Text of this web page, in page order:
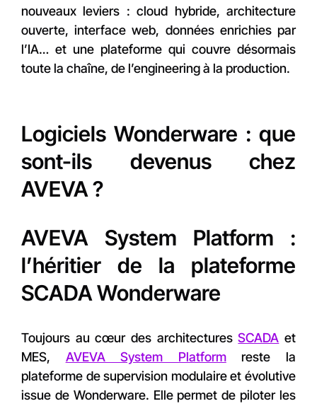
nouveaux leviers : cloud hybride, architecture
ouverte, interface web, données enrichies par
l’IA… et une plateforme qui couvre désormais
toute la chaîne, de l’engineering à la production.
Logiciels Wonderware : que
sont-ils devenus chez
AVEVA ?
AVEVA System Platform :
l’héritier de la plateforme
SCADA Wonderware
Toujours au cœur des architecturesSCADA et
MES, AVEVA System Platformreste la
plateforme de supervision modulaire et évolutive
issue de Wonderware. Elle permet de piloter les